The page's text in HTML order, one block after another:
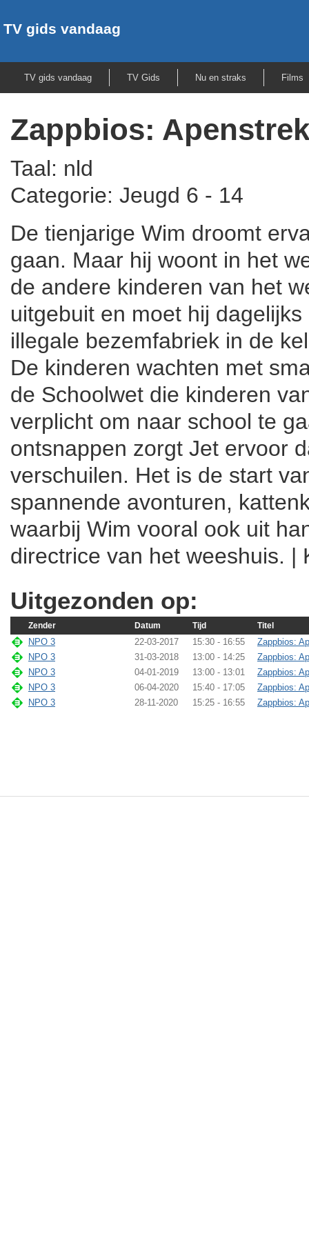
TV gids vandaag
TV gids vandaag TV Gids Nu en straks Films
Zappbios:
Taal: nld
Categorie: Jeugd 6 - 14
De tienjarige Wim droomt
gaan. Maar hij woont in het
de andere kinderen van het
uitgebuit en moet hij
illegale bezemfabriek in de
De kinderen wachten met
de Schoolwet die kinderen
verplicht om naar school te
ontsnappen zorgt Jet ervoor
verschuilen. Het is de start
spannende avonturen,
waarbij Wim vooral ook uit
directrice van het weeshuis. |
Uitgezonden op:
Zender Datum Tijd Titel
NPO 3 22-03-2017 15:30 - 16:55
Zappbios:
NPO 3
31-03-2018 13:00 - 14:25
Zappbios:
NPO 3
04-01-2019 13:00 - 13:01
Zappbios:
NPO 3
06-04-2020 15:40 - 17:05
Zappbios:
NPO 3
28-11-2020 15:25 - 16:55 Zappbios: